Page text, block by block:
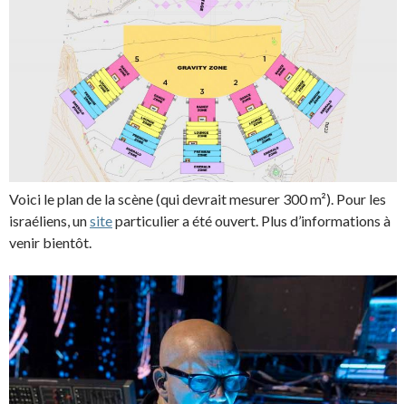
Voici le plan de la scène (qui devrait mesurer 300 m²). Pour les
israéliens, unsiteparticulier a été ouvert. Plus d’informations à
venir bientôt.